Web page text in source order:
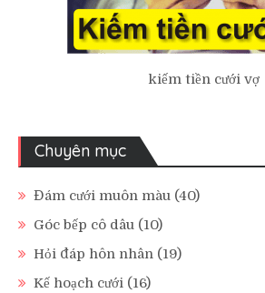
kiếm tiền cưới vợ
Chuyên mục
Đám cưới muôn màu (40)
Góc bếp cô dâu (10)
Hỏi đáp hôn nhân (19)
Kế hoạch cưới (16)